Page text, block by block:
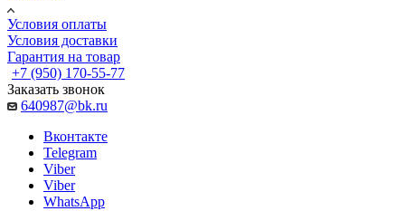
Условия оплаты
Условия доставки
Гарантия на товар
+7 (950) 170-55-77
Заказать звонок
640987@bk.ru
Вконтакте
Telegram
Viber
Viber
WhatsApp